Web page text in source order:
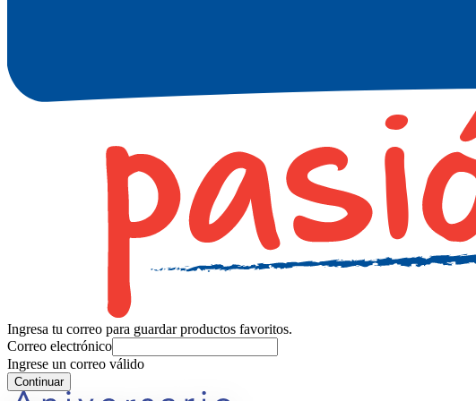
Ingresa tu correo para guardar productos favoritos.
Correo electrónico
Ingrese un correo válido
Continuar